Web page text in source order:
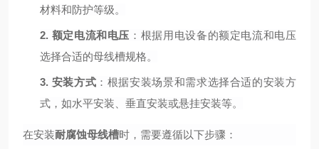
材料和防护等级。
2. 额定电流和电压 ：根据用电设备的额定电流和电压
选择合适的母线槽规格。
3. 安装方式 ：根据安装场景和需求选择合适的安装方
式，如水平安装、垂直安装或悬挂安装等。
在安装耐腐蚀母线槽时，需要遵循以下步骤：